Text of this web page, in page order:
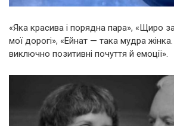
«Яка красива і порядна пара», «Щиро
мої дорогі», «Ейнат — така мудра
виключно позитивні почуття й емоції».